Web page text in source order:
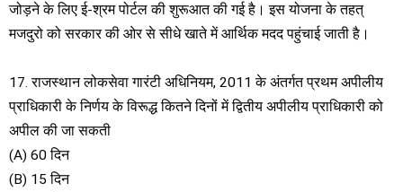
जोड़ने के लिए ई-श्रम पोर्टल की शुरूआत की गई है। इस योजना के तहत्
मजदुरो को सरकार की ओर से सीधे खाते में आर्थिक मदद पहुंचाई जाती है।
17. राजस्थान लोकसेवा गारंटी अधिनियम, 2011 के अंतर्गत प्रथम अपीलीय
प्राधिकारी के निर्णय के विरूद्ध कितने दिनों में द्वितीय अपीलीय प्राधिकारी को
अपील की जा सकती
(A) 60 दिन
(B) 15 दिन